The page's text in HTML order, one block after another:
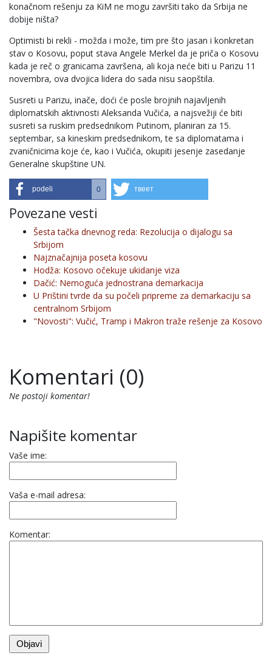
konačnom rešenju za KiM ne mogu završiti tako da Srbija ne
dobije ništa?
Optimisti bi rekli - možda i može, tim pre što jasan i konkretan
stav o Kosovu, poput stava Angele Merkel da je priča o Kosovu
kada je reč o granicama završena, ali koja neće biti u Parizu 11
novembra, ova dvojica lidera do sada nisu saopštila.
Susreti u Parizu, inače, doći će posle brojnih najavljenih
diplomatskih aktivnosti Aleksanda Vučića, a najsvežiji će biti
susreti sa ruskim predsednikom Putinom, planiran za 15.
septembar, sa kineskim predsednikom, te sa diplomatama i
zvaničnicima koje će, kao i Vučića, okupiti jesenje zasedanje
Generalne skupštine UN.
podeli 0 твеет
Povezane vesti
Šesta tačka dnevnog reda: Rezolucija o dijalogu sa
Srbijom
Najznačajnija poseta kosovu
Hodža: Kosovo očekuje ukidanje viza
Dačić: Nemoguća jednostrana demarkacija
U Prištini tvrde da su počeli pripreme za demarkaciju sa
centralnom Srbijom
"Novosti": Vučić, Tramp i Makron traže rešenje za Kosovo
Komentari (0)
Ne postoji komentar!
Napišite komentar
Vaše ime:
Vaša e-mail adresa:
Komentar: